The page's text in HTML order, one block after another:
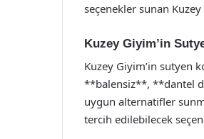
seçenekler sunan
Kuzey Giyim’in
Kuzey Giyim’in sutyen
**balensiz**, **dantel
uygun alternatifler
tercih edilebilecek